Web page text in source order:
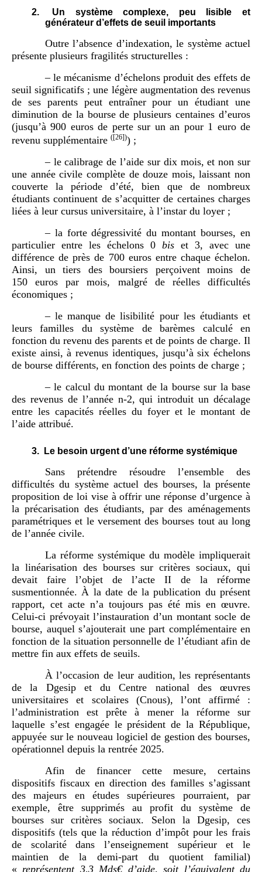
Un système complexe, peu lisible et
générateur d’effets de seuil importants
Outre l’absence d’indexation, le système actuel
présente plusieurs fragilités structurelles :
– le mécanisme d’échelons produit des effets de
seuil significatifs ; une légère augmentation des revenus
de ses parents peut entraîner pour un étudiant une
diminution de la bourse de plusieurs centaines d’euros
(jusqu’à 900 euros de perte sur un an pour 1 euro de
revenu supplémentaire ([26])) ;
– le calibrage de l’aide sur dix mois, et non sur
une année civile complète de douze mois, laissant non
couverte la période d’été, bien que de nombreux
étudiants continuent de s’acquitter de certaines charges
liées à leur cursus universitaire, à l’instar du loyer ;
– la forte dégressivité du montant bourses, en
particulier entre les échelons 0 bis et 3, avec une
différence de près de 700 euros entre chaque échelon.
Ainsi, un tiers des boursiers perçoivent moins de
150 euros par mois, malgré de réelles difficultés
économiques ;
– le manque de lisibilité pour les étudiants et
leurs familles du système de barèmes calculé en
fonction du revenu des parents et de points de charge. Il
existe ainsi, à revenus identiques, jusqu’à six échelons
de bourse différents, en fonction des points de charge ;
– le calcul du montant de la bourse sur la base
des revenus de l’année n-2, qui introduit un décalage
entre les capacités réelles du foyer et le montant de
l’aide attribué.
Le besoin urgent d’une réforme systémique
Sans prétendre résoudre l’ensemble des
difficultés du système actuel des bourses, la présente
proposition de loi vise à offrir une réponse d’urgence à
la précarisation des étudiants, par des aménagements
paramétriques et le versement des bourses tout au long
de l’année civile.
La réforme systémique du modèle impliquerait
la linéarisation des bourses sur critères sociaux, qui
devait faire l’objet de l’acte II de la réforme
susmentionnée. À la date de la publication du présent
rapport, cet acte n’a toujours pas été mis en œuvre.
Celui-ci prévoyait l’instauration d’un montant socle de
bourse, auquel s’ajouterait une part complémentaire en
fonction de la situation personnelle de l’étudiant afin de
mettre fin aux effets de seuils.
À l’occasion de leur audition, les représentants
de la Dgesip et du Centre national des œuvres
universitaires et scolaires (Cnous), l’ont affirmé :
l’administration est prête à mener la réforme sur
laquelle s’est engagée le président de la République,
appuyée sur le nouveau logiciel de gestion des bourses,
opérationnel depuis la rentrée 2025.
Afin de financer cette mesure, certains
dispositifs fiscaux en direction des familles s’agissant
des majeurs en études supérieures pourraient, par
exemple, être supprimés au profit du système de
bourses sur critères sociaux. Selon la Dgesip, ces
dispositifs (tels que la réduction d’impôt pour les frais
de scolarité dans l’enseignement supérieur et le
maintien de la demi-part du quotient familial)
« représentent 3,3 Mds€ d’aide, soit l’équivalent du